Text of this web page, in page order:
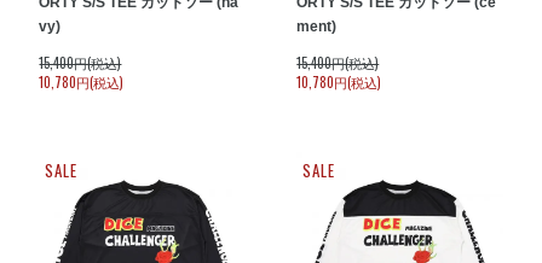
vy)
15,400円(税込)
10,780円(税込)
ment)
15,400円(税込)
10,780円(税込)
SALE SALE